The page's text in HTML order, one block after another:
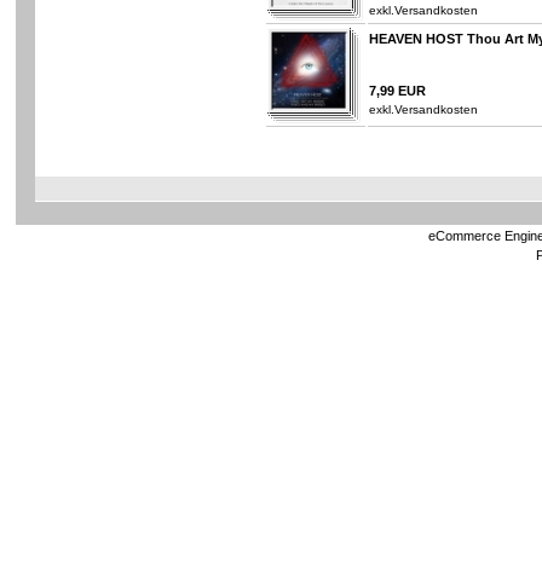
exkl. Versandkosten
HEAVEN HOST Thou Art
7,99 EUR
exkl. Versandkosten
eCommerce